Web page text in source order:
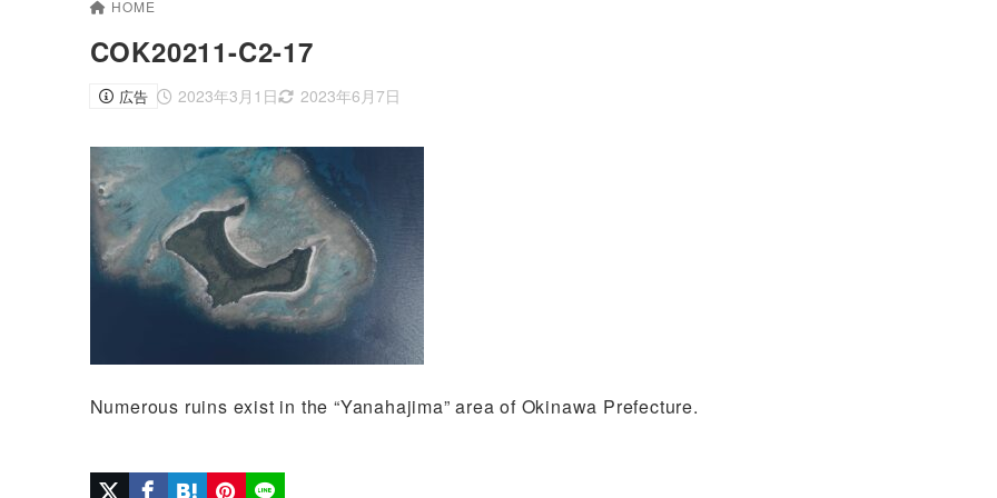
HOME
COK20211-C2-17
広告 2023年3月1日 2023年6月7日
Numerous ruins exist in the “Yanahajima” area of Okinawa Prefecture.